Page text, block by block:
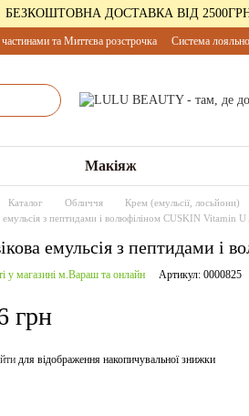
БЕЗКОШТОВНА ДОСТАВКА ВІД
та Миттєва розстрочка Система
Макіяж
Каталог Обличчя Крем (емульсії, лосьйони)
емульсія з пептидами і волюфіліном CUSKIN Vitamin
емульсія з пептидами
у магазині м.Вараш та онлайн Артикул: 0000825
грн
для відображення накопичувальної знижки